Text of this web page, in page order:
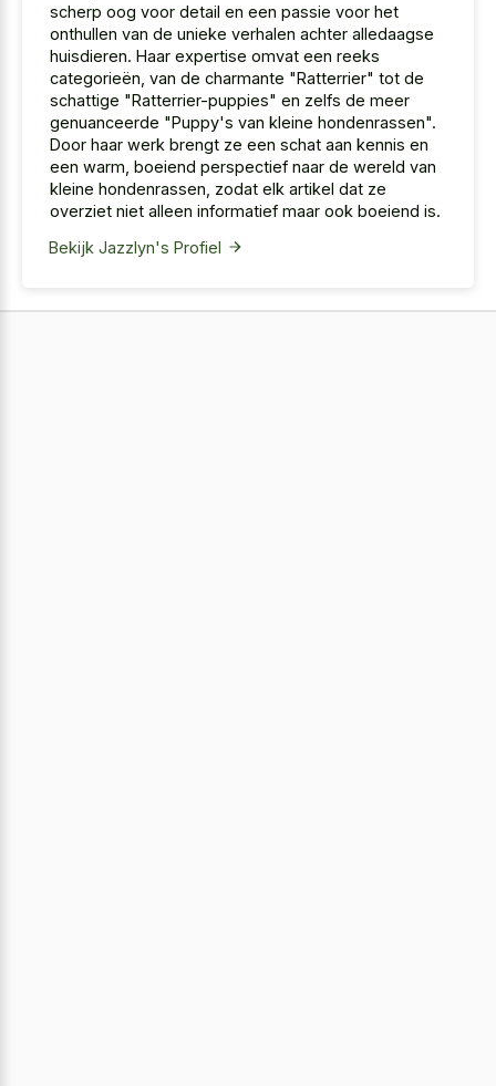
scherp oog voor detail en een passie voor het
onthullen van de unieke verhalen achter alledaagse
huisdieren. Haar expertise omvat een reeks
categorieën, van de charmante "Ratterrier" tot de
schattige "Ratterrier-puppies" en zelfs de meer
genuanceerde "Puppy's van kleine hondenrassen".
Door haar werk brengt ze een schat aan kennis en
een warm, boeiend perspectief naar de wereld van
kleine hondenrassen, zodat elk artikel dat ze
overziet niet alleen informatief maar ook boeiend is.
Bekijk Jazzlyn's Profiel